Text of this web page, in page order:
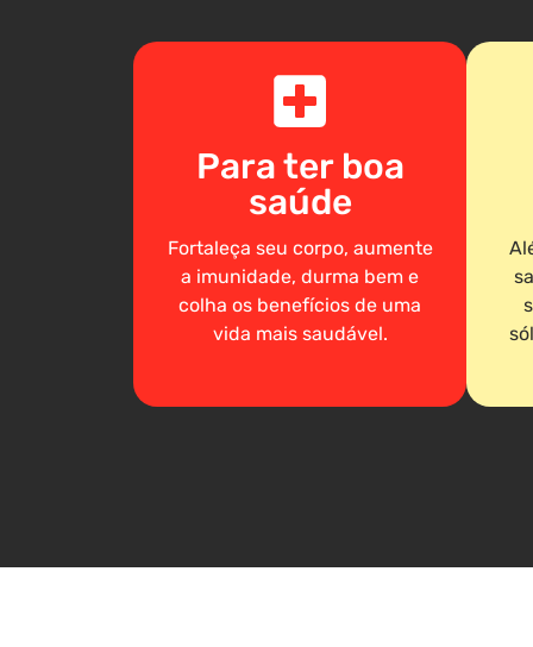
Para ter boa
saúde
Fortaleça seu corpo, aumente
a imunidade, durma bem e
colha os benefícios de uma
vida mais saudável.